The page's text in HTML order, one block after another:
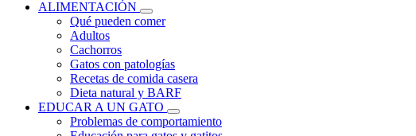
ALIMENTACIÓN
Qué pueden comer
Adultos
Cachorros
Gatos con patologías
Recetas de comida casera
Dieta natural y BARF
EDUCAR A UN GATO
Problemas de comportamiento